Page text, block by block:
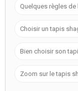
Quelques règles de
Choisir un tapis
Bien choisir son
Zoom sur le tapis